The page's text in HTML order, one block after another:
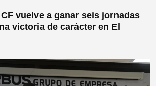
vuelve a ganar seis jornadas
victoria de carácter en El